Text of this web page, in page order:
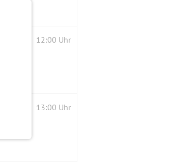
12:00 Uhr
13:00 Uhr